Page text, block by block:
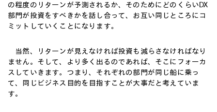
の程度のリターンが予測されるか、そのためにどのくらいDX
部門が投資をすべきかを話し合って、お互い同じところにコ
ミットしていくことになります。
当然、リターンが見えなければ投資も減らさなければなり
ません。そして、より多く出るのであれば、そこにフォーカ
スしていきます。つまり、それぞれの部門が同じ船に乗っ
て、同じビジネス目的を目指すことが大事だと考えていま
す。